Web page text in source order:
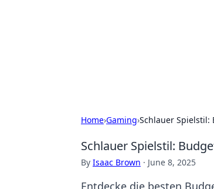
Home›Gaming›Schlauer Spielstil:
Schlauer Spielstil:
By Isaac Brown · June 8, 2025
Entdecke die besten